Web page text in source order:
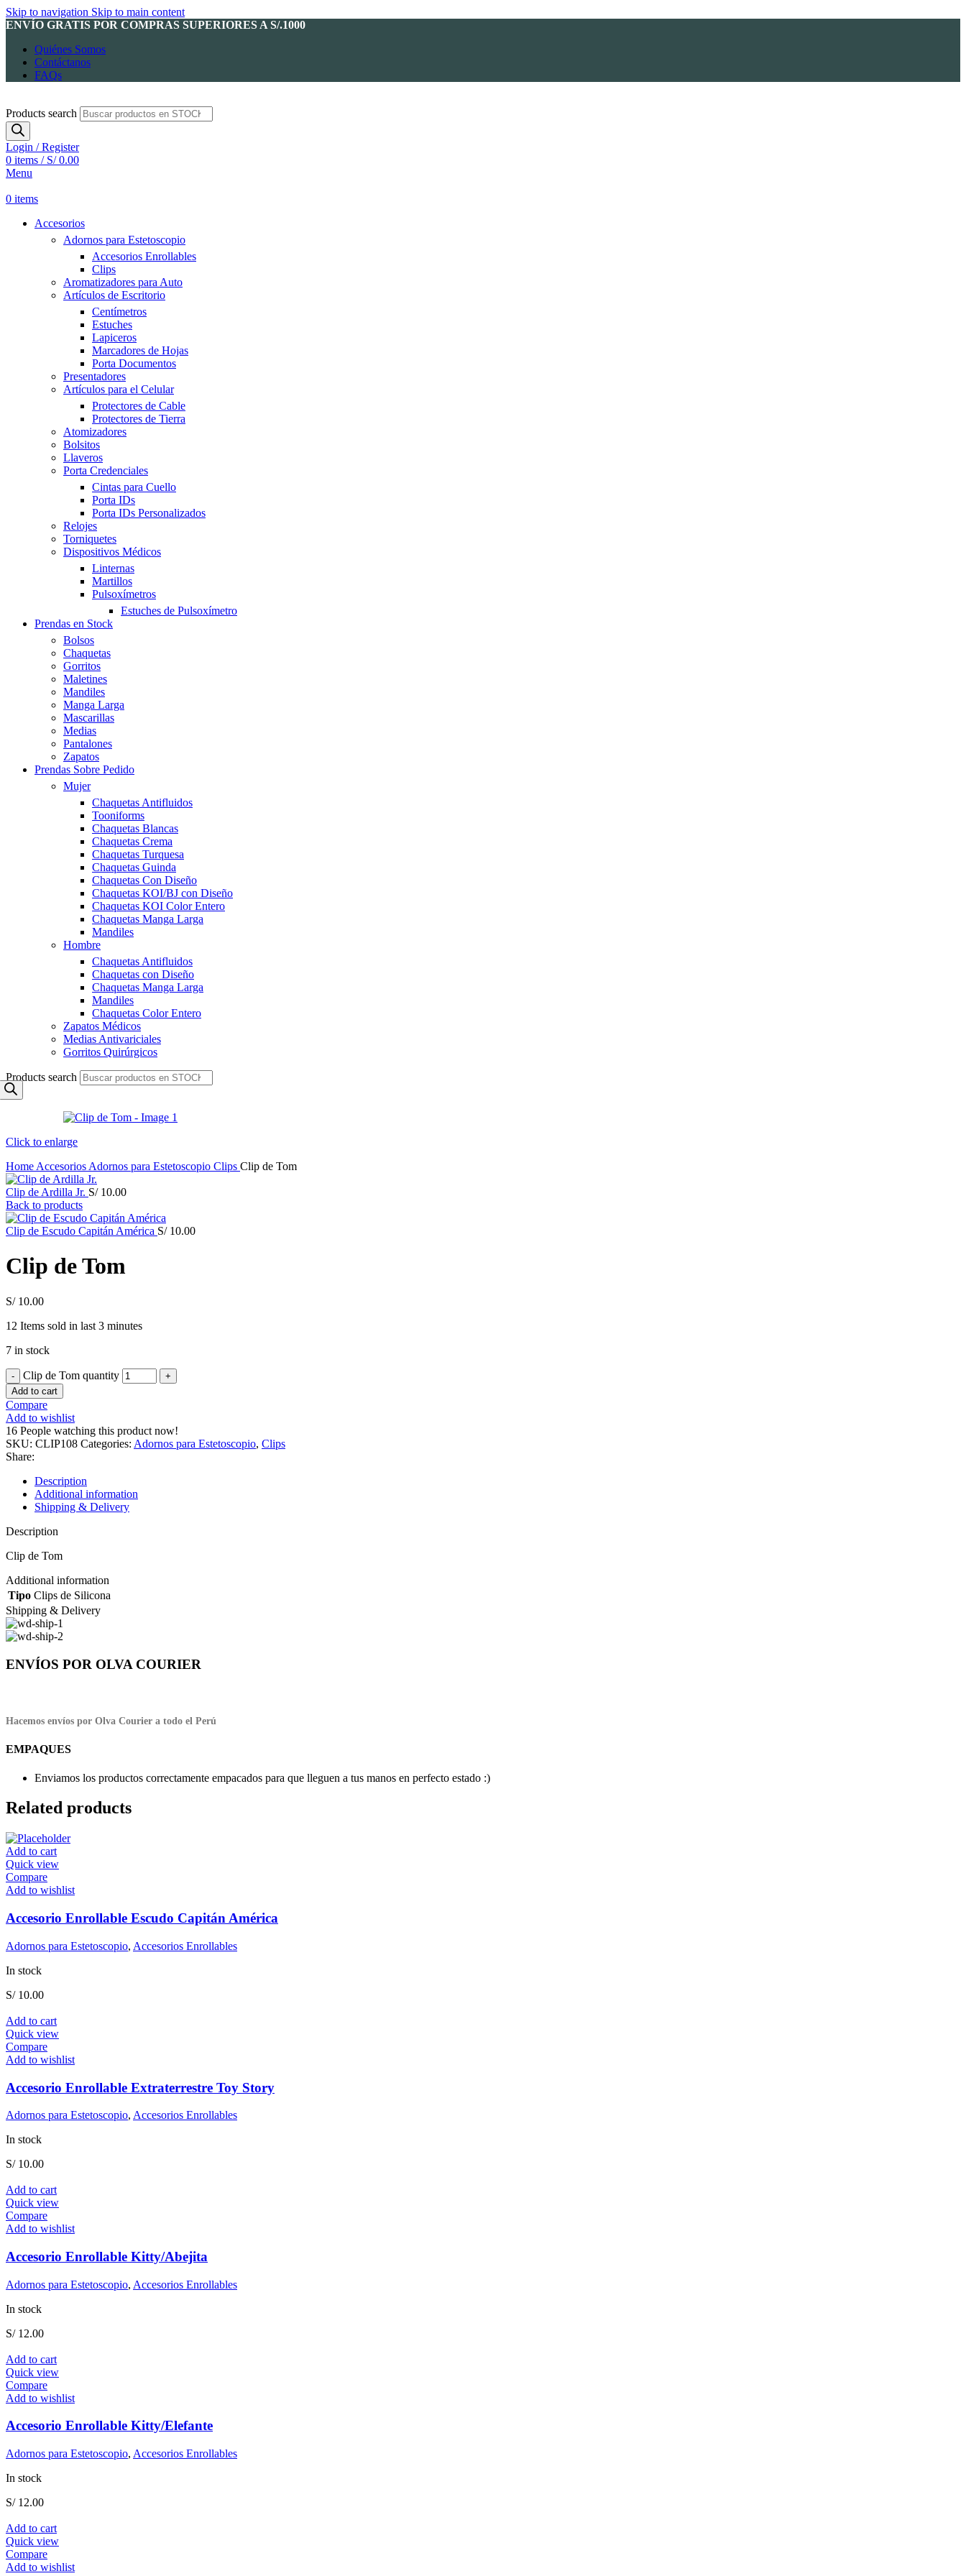
Skip to navigation Skip to main content
ENVÍO GRATIS POR COMPRAS SUPERIORES A S/.1000
Quiénes Somos
Contáctanos
FAQs
Products search
Login / Register
0 items / S/0.00
Menu
0 items
Accesorios
Adornos para Estetoscopio
Accesorios Enrollables
Clips
Aromatizadores para Auto
Artículos de Escritorio
Centímetros
Estuches
Lapiceros
Marcadores de Hojas
Porta Documentos
Presentadores
Artículos para el Celular
Protectores de Cable
Protectores de Tierra
Atomizadores
Bolsitos
Llaveros
Porta Credenciales
Cintas para Cuello
Porta IDs
Porta IDs Personalizados
Relojes
Torniquetes
Dispositivos Médicos
Linternas
Martillos
Pulsoxímetros
Estuches de Pulsoxímetro
Prendas en Stock
Bolsos
Chaquetas
Gorritos
Maletines
Mandiles
Manga Larga
Mascarillas
Medias
Pantalones
Zapatos
Prendas Sobre Pedido
Mujer
Chaquetas Antifluidos
Tooniforms
Chaquetas Blancas
Chaquetas Crema
Chaquetas Turquesa
Chaquetas Guinda
Chaquetas Con Diseño
Chaquetas KOI/BJ con Diseño
Chaquetas KOI Color Entero
Chaquetas Manga Larga
Mandiles
Hombre
Chaquetas Antifluidos
Chaquetas con Diseño
Chaquetas Manga Larga
Mandiles
Chaquetas Color Entero
Zapatos Médicos
Medias Antivariciales
Gorritos Quirúrgicos
Products search
Click to enlarge
Home Accesorios Adornos para Estetoscopio Clips Clip de Tom
Clip de Ardilla Jr. S/10.00
Back to products
Clip de Escudo Capitán América S/10.00
Clip de Tom
S/10.00
12 Items sold in last 3 minutes
7 in stock
Clip de Tom quantity
Add to cart
Compare
Add to wishlist
16 People watching this product now!
SKU: CLIP108 Categories: Adornos para Estetoscopio, Clips
Share:
Description
Additional information
Shipping & Delivery
Description
Clip de Tom
Additional information
Tipo Clips de Silicona
Shipping & Delivery
ENVÍOS POR OLVA COURIER
Hacemos envíos por Olva Courier a todo el Perú
EMPAQUES
Enviamos los productos correctamente empacados para que lleguen a tus manos en perfecto estado :)
Related products
Add to cart
Quick view
Compare
Add to wishlist
Accesorio Enrollable Escudo Capitán América
Adornos para Estetoscopio, Accesorios Enrollables
In stock
S/10.00
Add to cart
Quick view
Compare
Add to wishlist
Accesorio Enrollable Extraterrestre Toy Story
Adornos para Estetoscopio, Accesorios Enrollables
In stock
S/10.00
Add to cart
Quick view
Compare
Add to wishlist
Accesorio Enrollable Kitty/Abejita
Adornos para Estetoscopio, Accesorios Enrollables
In stock
S/12.00
Add to cart
Quick view
Compare
Add to wishlist
Accesorio Enrollable Kitty/Elefante
Adornos para Estetoscopio, Accesorios Enrollables
In stock
S/12.00
Add to cart
Quick view
Compare
Add to wishlist